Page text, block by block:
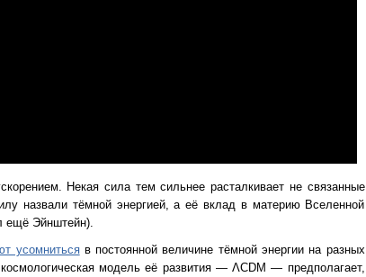
Некая сила тем сильнее расталкивает не связанные
назвали тёмной энергией, а её вклад в материю Вселенной
ещё Эйнштейн).
усомнитьсяв постоянной величине тёмной энергии на разных
модель её развития — ΛCDM — предполагает,